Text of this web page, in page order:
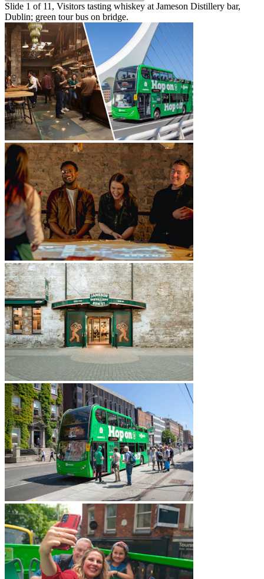
Slide 1 of 11, Visitors tasting whiskey at Jameson Distillery bar,
Dublin; green tour bus on bridge.